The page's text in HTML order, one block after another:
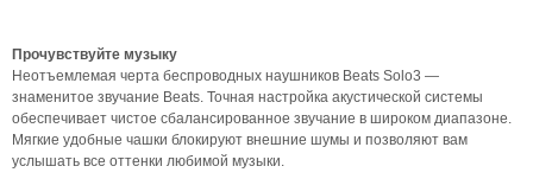
Прочувствуйте музыку
Неотъемлемая черта беспроводных наушников Beats Solo3 —
знаменитое звучание Beats. Точная настройка акустической системы
обеспечивает чистое сбалансированное звучание в широком диапазоне.
Мягкие удобные чашки блокируют внешние шумы и позволяют вам
услышать все оттенки любимой музыки.